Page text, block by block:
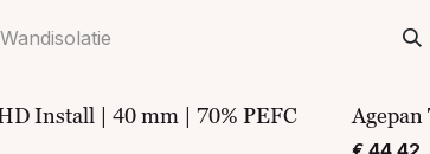
Install | 40 mm | 70% PEFC